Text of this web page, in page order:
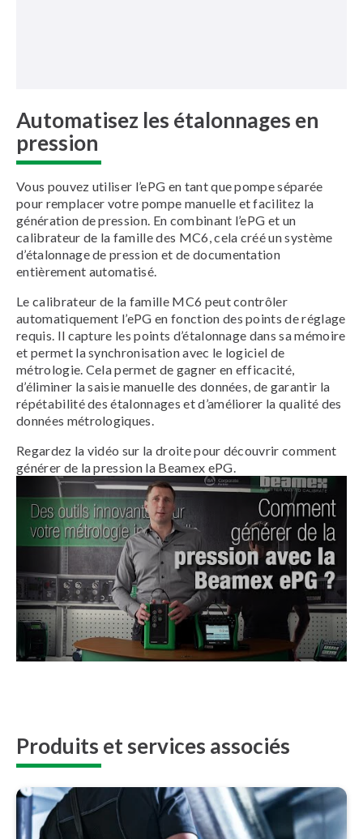
Automatisez les étalonnages en
pression
Vous pouvez utiliser l’ePG en tant que pompe séparée
pour remplacer votre pompe manuelle et facilitez la
génération de pression. En combinant l’ePG et un
calibrateur de la famille des MC6, cela créé un système
d’étalonnage de pression et de documentation
entièrement automatisé.
Le calibrateur de la famille MC6 peut contrôler
automatiquement l’ePG en fonction des points de réglage
requis. Il capture les points d’étalonnage dans sa mémoire
et permet la synchronisation avec le logiciel de
métrologie. Cela permet de gagner en efficacité,
d’éliminer la saisie manuelle des données, de garantir la
répétabilité des étalonnages et d’améliorer la qualité des
données métrologiques.
Regardez la vidéo sur la droite pour découvrir comment
générer de la pression la Beamex ePG.
Produits et services associés